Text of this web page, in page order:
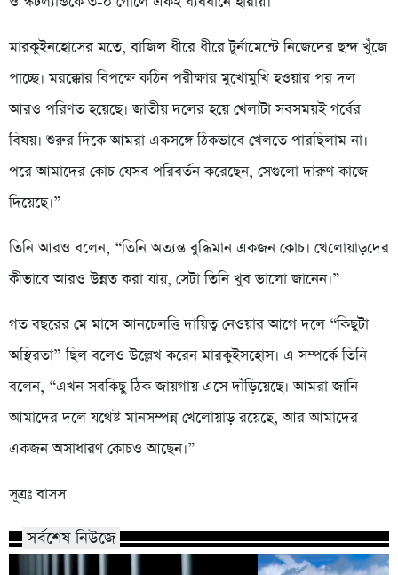
মারকুইনহোসের মতে, ব্রাজিল ধীরে ধীরে টুর্নামেন্টে নিজেদের ছন্দ খুঁজে
পাচ্ছে। মরক্কোর বিপক্ষে কঠিন পরীক্ষার মুখোমুখি হওয়ার পর দল
আরও পরিণত হয়েছে। জাতীয় দলের হয়ে খেলাটা সবসময়ই গর্বের
বিষয়। শুরুর দিকে আমরা একসঙ্গে ঠিকভাবে খেলতে পারছিলাম না।
পরে আমাদের কোচ যেসব পরিবর্তন করেছেন, সেগুলো দারুণ কাজে
দিয়েছে।”
তিনি আরও বলেন, “তিনি অত্যন্ত বুদ্ধিমান একজন কোচ। খেলোয়াড়দের
কীভাবে আরও উন্নত করা যায়, সেটা তিনি খুব ভালো জানেন।”
গত বছরের মে মাসে আনচেলত্তি দায়িত্ব নেওয়ার আগে দলে “কিছুটা
অস্থিরতা” ছিল বলেও উল্লেখ করেন মারকুইসহোস। এ সম্পর্কে তিনি
বলেন, “এখন সবকিছু ঠিক জায়গায় এসে দাঁড়িয়েছে। আমরা জানি
আমাদের দলে যথেষ্ট মানসম্পন্ন খেলোয়াড় রয়েছে, আর আমাদের
একজন অসাধারণ কোচও আছেন।”
সূত্রঃ বাসস
সর্বশেষ নিউজে